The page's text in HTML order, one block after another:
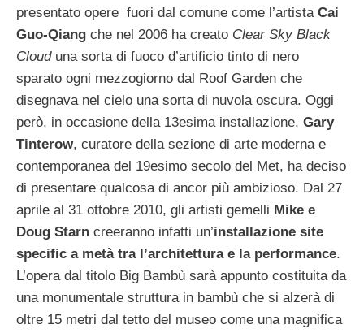
presentato opere fuori dal comune come l’artista Cai
Guo-Qiang che nel 2006 ha creato Clear Sky Black
Clouduna sorta di fuoco d’artificio tinto di nero
sparato ogni mezzogiorno dal Roof Garden che
disegnava nel cielo una sorta di nuvola oscura. Oggi
però, in occasione della 13esima installazione, Gary
Tinterow, curatore della sezione di arte moderna e
contemporanea del 19esimo secolo del Met, ha deciso
di presentare qualcosa di ancor più ambizioso. Dal 27
aprile al 31 ottobre 2010, gli artisti gemelli Mike e
Doug Starn creeranno infatti un’installazione site
specific a metà tra l’architettura e la performance.
L’opera dal titolo Big Bambù sarà appunto costituita da
una monumentale struttura in bambù che si alzerà di
oltre 15 metri dal tetto del museo come una magnifica